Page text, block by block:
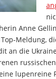
Anne
Meldung,
an die
lupenreine